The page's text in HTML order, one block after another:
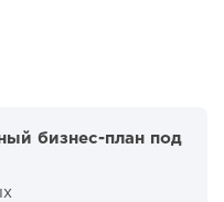
бизнес-план под